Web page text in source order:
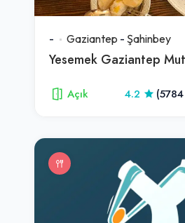
- Gaziantep - Şahinbey
Yesemek Gaziantep
Açık 4.2